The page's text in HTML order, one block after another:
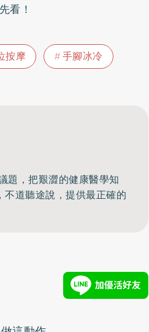
看！
按摩 手腳冰冷
題，把艱澀的健康醫學知
不道聽途說，提供最正確的